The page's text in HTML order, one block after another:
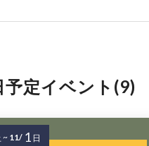
定イベント(9)
~ 11/ 1 日